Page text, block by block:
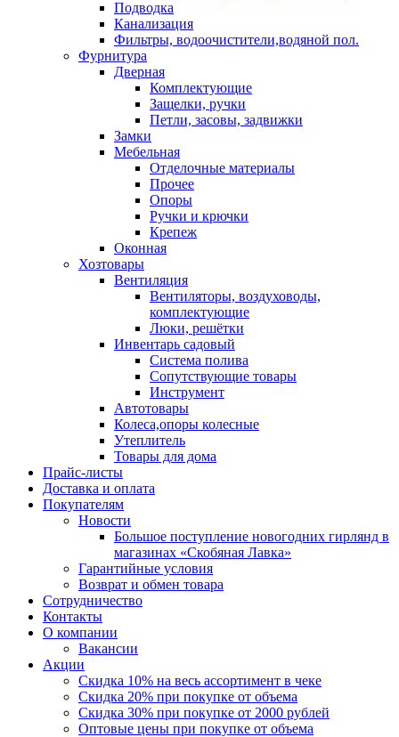
Подводка
Канализация
Фильтры, водоочистители,водяной пол.
Фурнитура
Дверная
Комплектующие
Защелки, ручки
Петли, засовы, задвижки
Замки
Мебельная
Отделочные материалы
Прочее
Опоры
Ручки и крючки
Крепеж
Оконная
Хозтовары
Вентиляция
Вентиляторы, воздуховоды,
комплектующие
Люки, решётки
Инвентарь садовый
Система полива
Сопутствующие товары
Инструмент
Автотовары
Колеса,опоры колесные
Утеплитель
Товары для дома
Прайс-листы
Доставка и оплата
Покупателям
Новости
Большое поступление новогодних гирлянд в
магазинах «Скобяная Лавка»
Гарантийные условия
Возврат и обмен товара
Сотрудничество
Контакты
О компании
Вакансии
Акции
Скидка 10% на весь ассортимент в чеке
Скидка 20% при покупке от объема
Скидка 30% при покупке от 2000 рублей
Оптовые цены при покупке от объема